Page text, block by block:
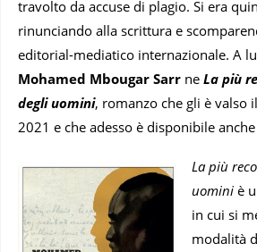
travolto da accuse di plagio. Si era
rinunciando alla scrittura e
editorial-mediatico internazionale. A
Mohamed Mbougar Sarr ne La più
degli uomini, romanzo che gli è valso
2021 e che adesso è disponibile
La più
uomini è
in cui si
modalità